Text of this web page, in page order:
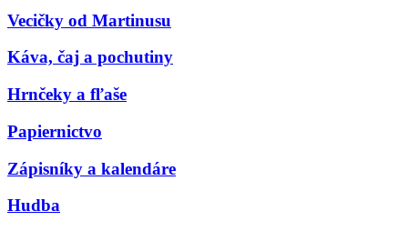
Vecičky od Martinusu
Káva, čaj a pochutiny
Hrnčeky a fľaše
Papiernictvo
Zápisníky a kalendáre
Hudba